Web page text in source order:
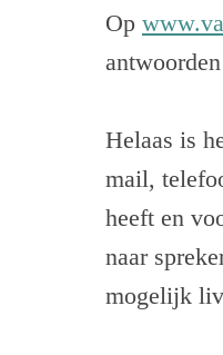
Op
Helaas is
mail,
heeft en
naar
mogelijk